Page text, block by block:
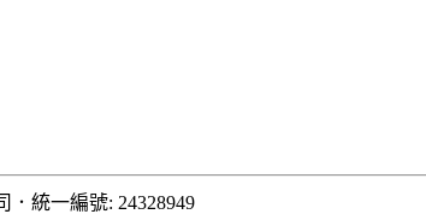
． 統一編號: 24328949